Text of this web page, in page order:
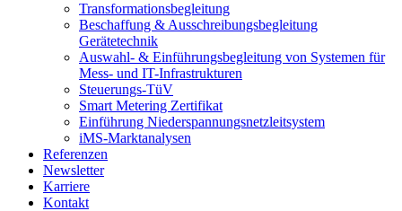
Transformationsbegleitung
Beschaffung & Ausschreibungsbegleitung
Gerätetechnik
Auswahl- & Einführungsbegleitung von Systemen für
Mess- und IT-Infrastrukturen
Steuerungs-TüV
Smart Metering Zertifikat
Einführung Niederspannungsnetzleitsystem
iMS-Marktanalysen
Referenzen
Newsletter
Karriere
Kontakt